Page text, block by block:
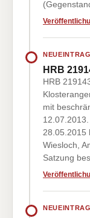
HRB
HRB
mit
28.05.2015
Wiesloch,
Satzung